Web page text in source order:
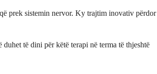
prek sistemin nervor. Ky trajtim inovativ përdor
të dini për këtë terapi në terma të thjeshtë